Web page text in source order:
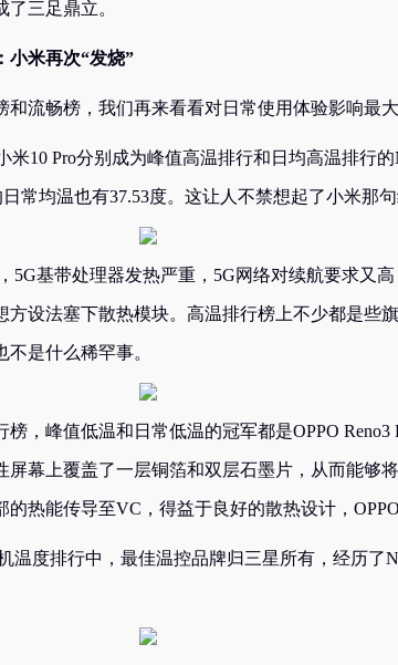
了三足鼎立。
小米再次“发烧”
和流畅榜，我们再来看看对日常使用体验影响最大
米10 Pro分别成为峰值高温排行和日均高温排行
日常均温也有37.53度。这让人不禁想起了小米那
5G基带处理器发热严重，5G网络对续航要求又
方设法塞下散热模块。高温排行榜上不少都是些
不是什么稀罕事。
榜，峰值低温和日常低温的冠军都是OPPO
屏幕上覆盖了一层铜箔和双层石墨片，从而能够
的热能传导至VC，得益于良好的散热设计，OPPO
温度排行中，最佳温控品牌归三星所有，经历了